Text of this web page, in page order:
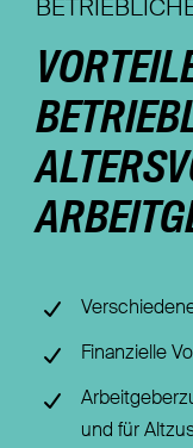
Magazin
Finanzielle
und für